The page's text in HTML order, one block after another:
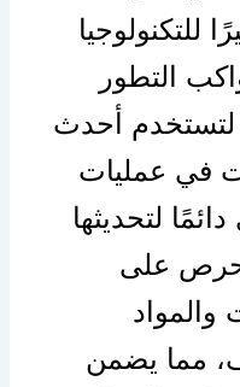
للتكنولوجيا
التطور
لتستخدم أحدث
في عمليات
لتحديثها
على
والمواد
مما يضمن